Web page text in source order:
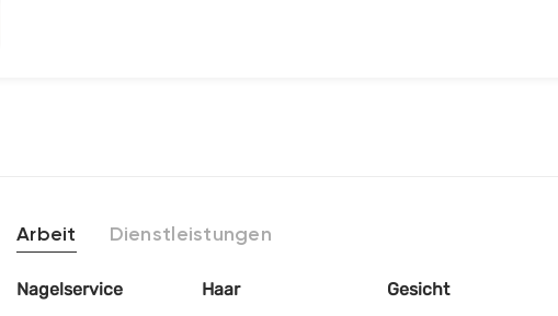
Arbeit Dienstleistungen
Nagelservice Haar Gesicht